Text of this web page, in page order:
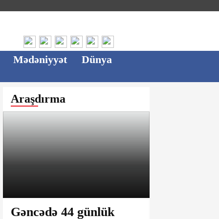
Mədəniyyət
Dünya
Araşdırma
Gəncədə 44 günlük